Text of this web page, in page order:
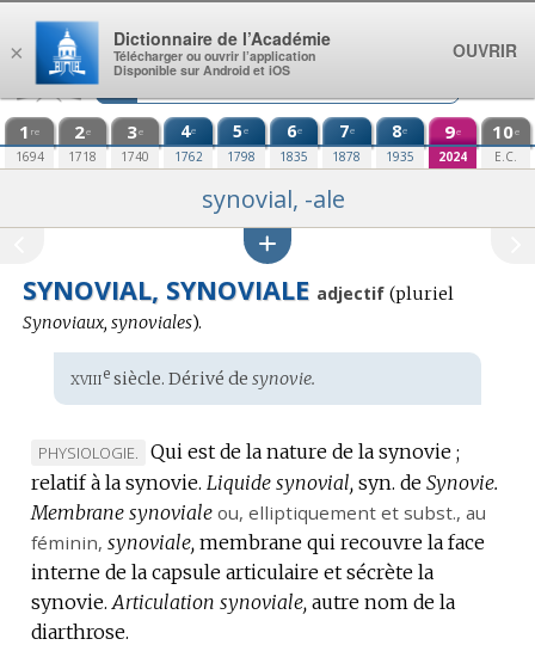
Aller au contenu
1 re
1694
2e
1718
3e
1740
4e
1762
5e
1798
6e
1835
7e
1878
8e
1935
9e
2024
10e
E.C.
synovial, -ale
SYNOVIAL, SYNOVIALE adjectif (pluriel
Synoviaux, synoviales).
Étymologie
:
xviiiesiècle. Dérivé de synovie.
MARQUE
DE
DOMAINE
:
PHYSIOLOGIE.
Qui est de la nature de la synovie ;
relatif à la synovie. Liquide synovial, syn. de Synovie.
Membrane synoviale ou, elliptiquement et subst., au
féminin, synoviale, membrane qui recouvre la face
interne de la capsule articulaire et sécrète la
synovie. Articulation synoviale, autre nom de la
diarthrose.
×
Dictionnaire de l’Académie
Télécharger ou ouvrir l’application
Disponible sur Android et iOS
OUVRIR